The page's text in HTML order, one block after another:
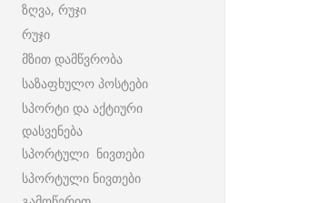
ზღვა, რუჯი
რუჯი
მზით დამწვრობა
საზაფხულო პოსტები
სპორტი და აქტიური
დასვენება
სპორტული ნივთები
სპორტული ნივთები